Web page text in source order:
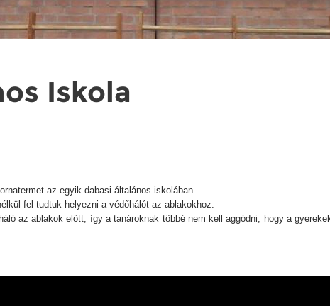
Iskola
az egyik dabasi általános iskolában.
fel tudtuk helyezni a védőhálót az ablakokhoz.
az ablakok előtt, így a tanároknak többé nem kell aggódni, hogy a